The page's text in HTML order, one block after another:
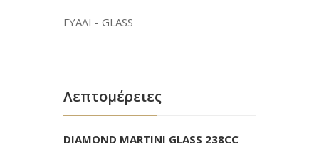
ΓΥΑΛΙ - GLASS
Λεπτομέρειες
DIAMOND MARTINI GLASS 238CC